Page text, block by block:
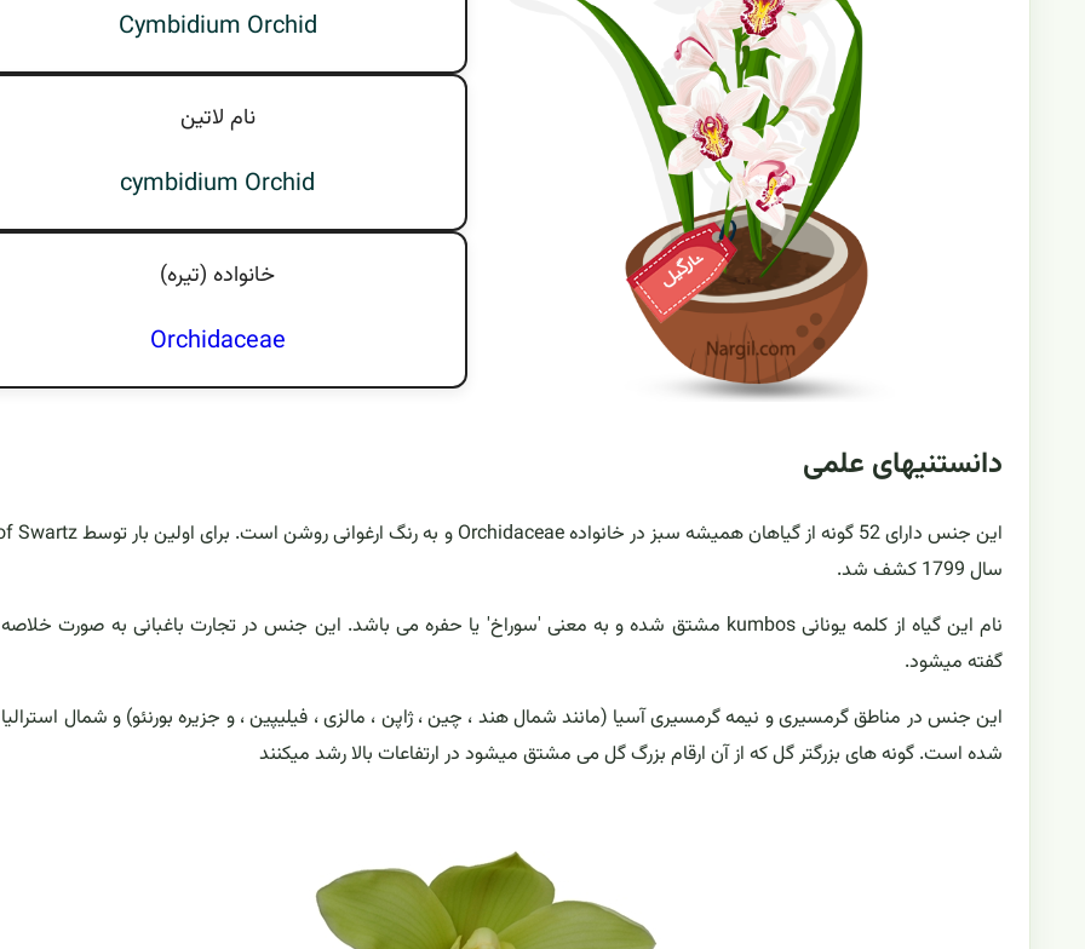
Cymbidium Orchid
نام لاتين
cymbidium Orchid
خانواده (تيره)
Orchidaceae
دانستنیهای علمی
سال 1799 کشف شد.
گفته میشود.
این جنس در مناطق گرمسیری و نیمه گرمسیری آسیا (مانند شمال هند ، چین ، ژاپن ، مالزی ، فیلیپین ، و جزیره بورنئو) و شمال
شده است. گونه های بزرگتر گل که از آن ارقام بزرگ گل می مشتق میشود در ارتفاعات بالا رشد میکنند